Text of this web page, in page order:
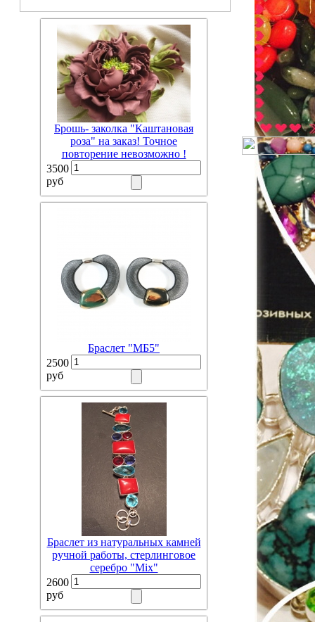
Брошь- заколка "Каштановая
роза" на заказ! Точное
повторение невозможно !
3500
руб
Браслет "МБ5"
2500
руб
Браслет из натуральных камней
ручной работы, стерлинговое
серебро "Mix"
2600
руб